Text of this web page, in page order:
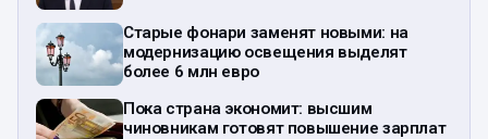
Старые фонари заменят новыми: на
модернизацию освещения выделят
более 6 млн евро
Пока страна экономит: высшим
чиновникам готовят повышение зарплат